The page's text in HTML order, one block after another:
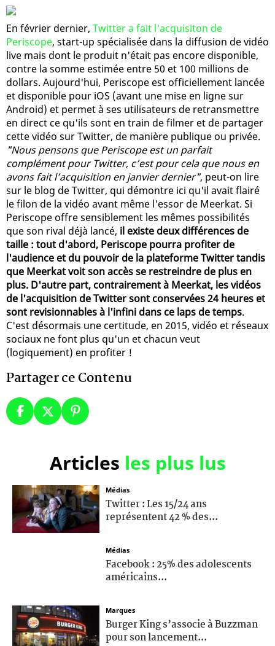
En février dernier, Twitter a fait l'acquisiton de
Periscope, start-up spécialisée dans la diffusion de vidéo
live mais dont le produit n'était pas encore disponible,
contre la somme estimée entre 50 et 100 millions de
dollars. Aujourd'hui, Periscope est officiellement lancée
et disponible pour iOS (avant une mise en ligne sur
Android) et permet à ses utilisateurs de retransmettre
en direct ce qu'ils sont en train de filmer et de partager
cette vidéo sur Twitter, de manière publique ou privée.
"Nous pensons que Periscope est un parfait
complément pour Twitter, c’est pour cela que nous en
avons fait l’acquisition en janvier dernier", peut-on lire
sur le blog de Twitter, qui démontre ici qu'il avait flairé
le filon de la vidéo avant même l'essor de Meerkat. Si
Periscope offre sensiblement les mêmes possibilités
que son rival déjà lancé, il existe deux différences de
taille : tout d'abord, Periscope pourra profiter de
l'audience et du pouvoir de la plateforme Twitter tandis
que Meerkat voit son accès se restreindre de plus en
plus. D'autre part, contrairement à Meerkat, les vidéos
de l'acquisition de Twitter sont conservées 24 heures et
sont revisionnables à l'infini dans ce laps de temps.
C'est désormais une certitude, en 2015, vidéo et réseaux
sociaux ne font plus qu'un et chacun veut
(logiquement) en profiter !
Partager ce Contenu
Articles les plus lus
Médias
Twitter : Les 15/24 ans
représentent 42 % des...
Médias
Facebook : 25% des adolescents
américains...
Marques
Burger King s’associe à Buzzman
pour son lancement...